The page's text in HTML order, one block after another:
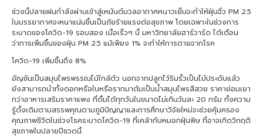
ช่วงนี้ปลายฝนกำลังผ่านเข้าสู่เหมันต์มวลอากาศหนาวเย็นจะทำให้ฝุ่นจิ๋ว PM 2.5
ในบรรยากาศจะหนาแน่นขึ้นเป็นภัยร้ายแรงต่อสุขภาพ โดยเฉพาะในช่วงการ
ระบาดของโควิด-19 รอบสอง เมื่อเร็วๆ นี้ มหาวิทยาลัยฮาร์วาร์ด ได้เตือน
ว่าการเพิ่มขึ้นของฝุ่น PM 2.5 แม้เพียง 1% จะทำให้การตายจากโรค
โควิด-19 เพิ่มขึ้นถึง 8%
อัญชันเป็นสมุนไพรพรรณไม้ใกล้ตัว นอกจากปลูกไว้ริมรั้วเป็นไม้ประดับแล้ว
ยังสามารถนำทั้งดอกหรือใบหรือรากมาต้มเป็นน้ำสมุนไพรสีสวย ราคาย่อมเยา
กว่าอาหารเสริมราคาแพง ที่ดื่มได้ทุกวันในขนาดไม่เกินวันละ 20 กรัม ทั้งความ
รู้ดั้งเดิมตามสรรพคุณตามภูมิปัญญาและการศึกษาวิจัยใหม่จะช่วยคุ้มครอง
คุณภาพชีวิตในช่วงโรคระบาดโควิด-19 ที่เคล้ากับหมอกฝุ่นพิษ ที่อาจเกิดวิกฤติ
สุขภาพในปลายปีชวดนี้.